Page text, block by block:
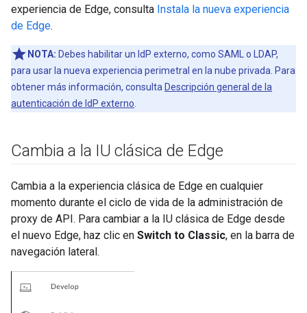
experiencia de Edge, consulta Instala la nueva experiencia
de Edge.
NOTA: Debes habilitar un IdP externo, como SAML o LDAP,
para usar la nueva experiencia perimetral en la nube privada. Para
obtener más información, consulta Descripción general de la
autenticación de IdP externo
Cambia a la IU clásica de Edge
Cambia a la experiencia clásica de Edge en cualquier
momento durante el ciclo de vida de la administración de
proxy de API. Para cambiar a la IU clásica de Edge desde
el nuevo Edge, haz clic en Switch to Classic, en la barra de
navegación lateral.